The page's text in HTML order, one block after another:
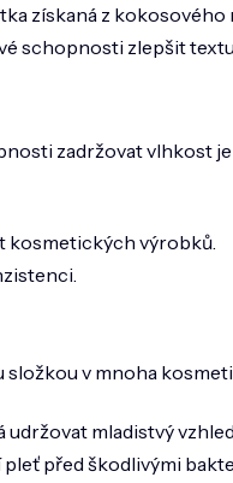
získaná z
schopnosti zlepšit
zadržovat vlhkost
kosmetických výrobků.
v mnoha
udržovat mladistvý
před škodlivými